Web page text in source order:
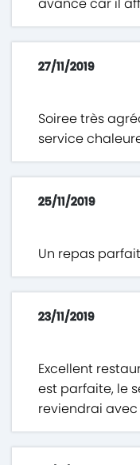
avance car il
27/11/2019
Soiree très
service
25/11/2019
Un repas parfait
23/11/2019
Excellent
est parfaite, le
reviendrai